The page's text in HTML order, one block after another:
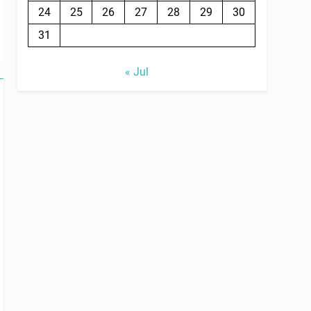
24 25 26 27 28 29
30
31
« Jul